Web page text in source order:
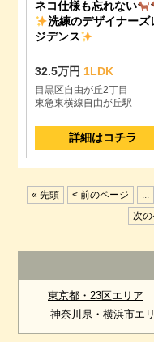
ネコ仕様も忘れない
洗練のデザイナーズ
ジデンス
32.5万円1LDK
目黒区自由が丘2丁目
東急東横線自由が丘駅
詳細はコチラ
« 先頭 < 前のページ ...
次
東京都・23区エリア
神奈川県・横浜市エ